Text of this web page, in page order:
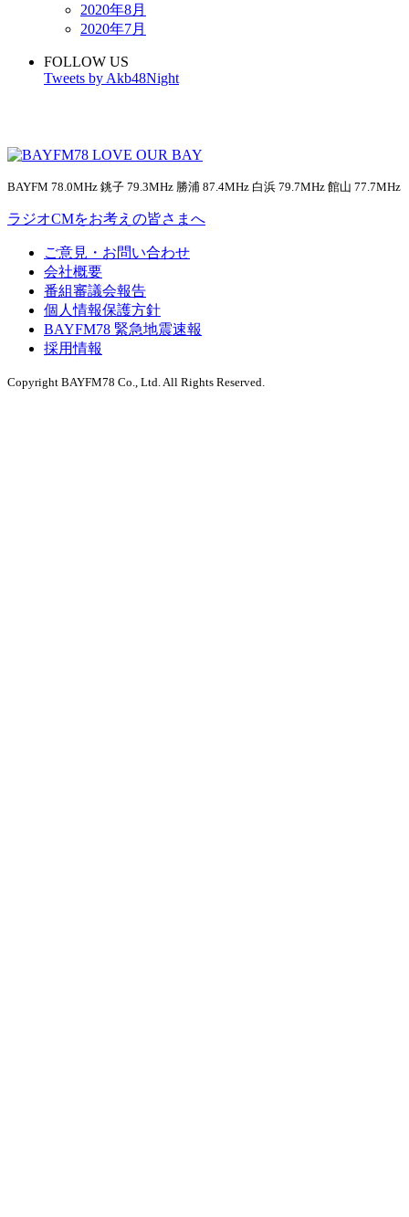
2020年8月
2020年7月
FOLLOW US
Tweets by Akb48Night
BAYFM 78.0MHz 銚子 79.3MHz 勝浦 87.4MHz 白浜 79.7MHz 館山 77.7MHz
ラジオCMをお考えの皆さまへ
ご意見・お問い合わせ
会社概要
番組審議会報告
個人情報保護方針
BAYFM78 緊急地震速報
採用情報
Copyright BAYFM78 Co., Ltd. All Rights Reserved.